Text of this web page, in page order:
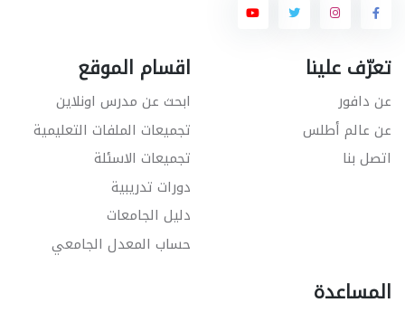
تعرّف علينا
عن دافور
عن عالم أطلس
اتصل بنا
اقسام الموقع
ابحث عن مدرس اونلاين
تجميعات الملفات التعليمية
تجميعات الاسئلة
دورات تدريبية
دليل الجامعات
حساب المعدل الجامعي
المساعدة